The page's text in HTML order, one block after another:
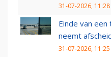
31-07-2026, 11:28
Einde van
neemt
31-07-2026, 11:25